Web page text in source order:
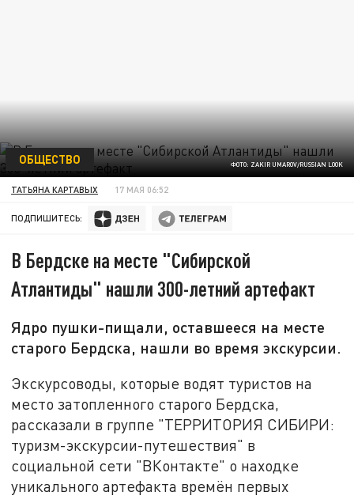
ФОТО: ZAKIR UMAROV/RUSSIAN LOOK
ОБЩЕСТВО
ТАТЬЯНА КАРТАВЫХ 17 МАЯ 06:52
ПОДПИШИТЕСЬ:
В Бердске на месте "Сибирской
Атлантиды" нашли 300-летний артефакт
Ядро пушки-пищали, оставшееся на месте
старого Бердска, нашли во время экскурсии.
Экскурсоводы, которые водят туристов на
место затопленного старого Бердска,
рассказали в группе "ТЕРРИТОРИЯ СИБИРИ:
туризм-экскурсии-путешествия" в
социальной сети "ВКонтакте" о находке
уникального артефакта времён первых